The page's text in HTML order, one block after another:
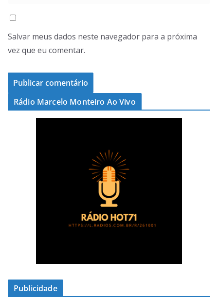
Salvar meus dados neste navegador para a próxima
vez que eu comentar.
Rádio Marcelo Monteiro Ao Vivo
Publicidade